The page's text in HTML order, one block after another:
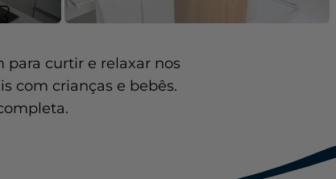
curtir e relaxar nos
com crianças e bebês.